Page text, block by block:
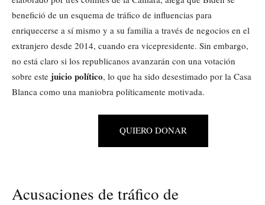
benefició de un esquema de tráfico de influencias para
enriquecerse a sí mismo y a su familia a través de negocios en el
extranjero desde 2014, cuando era vicepresidente. Sin embargo,
no está claro si los republicanos avanzarán con una votación
sobre este juicio político, lo que ha sido desestimado por la Casa
Blanca como una maniobra políticamente motivada.
QUIERO DONAR
Acusaciones de tráfico de